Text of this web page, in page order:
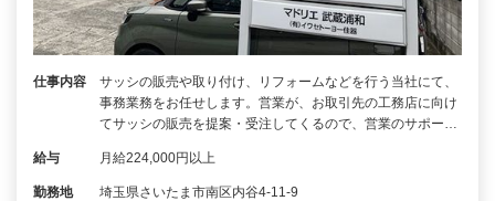
仕事内容
サッシの販売や取り付け、リフォームなどを行う当社にて、
事務業務をお任せします。営業が、お取引先の工務店に向け
てサッシの販売を提案・受注してくるので、営業のサポー…
給与 月給224,000円以上
勤務地 埼玉県さいたま市南区内谷4-11-9